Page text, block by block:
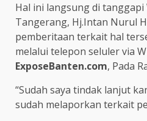
Hal ini langsung di
Tangerang, Hj.Intan Nurul
pemberitaan terkait hal
melalui telepon seluler via
ExposeBanten.com, Pada
“Sudah saya tindak lanjut
sudah melaporkan terkait